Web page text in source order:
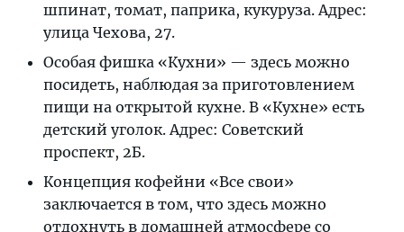
шпинат, томат, паприка, кукуруза. Адрес:
улица Чехова, 27.
Особая фишка «Кухни» — здесь можно
посидеть, наблюдая за приготовлением
пищи на открытой кухне. В «Кухне» есть
детский уголок. Адрес: Советский
проспект, 2Б.
Концепция кофейни «Все свои»
заключается в том, что здесь можно
отдохнуть в домашней атмосфере со